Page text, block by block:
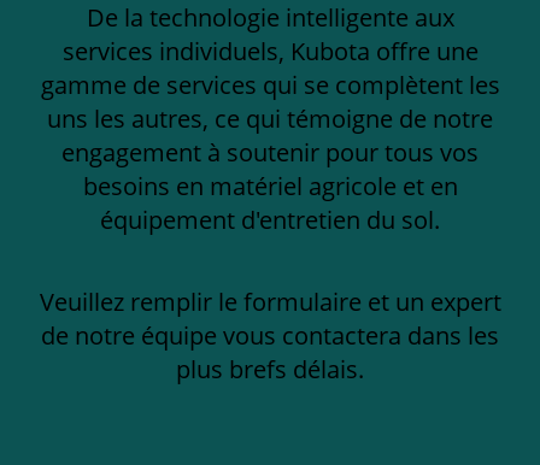
De la technologie intelligente aux
services individuels, Kubota offre une
gamme de services qui se complètent les
uns les autres, ce qui témoigne de notre
engagement à soutenir pour tous vos
besoins en matériel agricole et en
équipement d'entretien du sol.
Veuillez remplir le formulaire et un expert
de notre équipe vous contactera dans les
plus brefs délais.